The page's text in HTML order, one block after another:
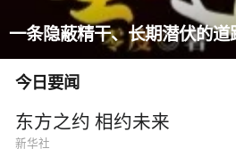
网友称儿子在景区被冲走溺
前通知，当地回应
今日要闻
东方之约 相约未来
新华社